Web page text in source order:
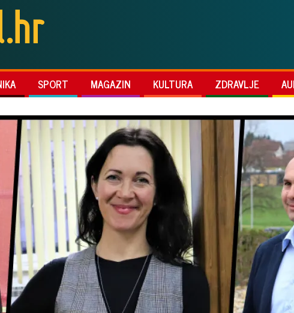
SPORT MAGAZIN KULTURA ZDRAVLJE